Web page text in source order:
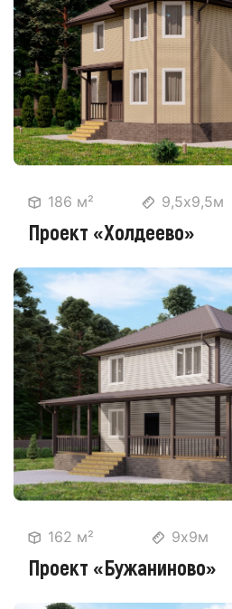
186 м² 9,5х9,5м
Проект «Холдеево»
162 м² 9х9м
Проект «Бужаниново»